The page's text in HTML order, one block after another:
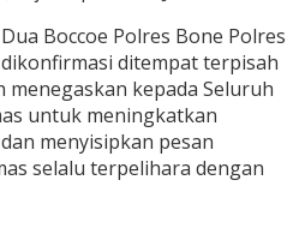
Boccoe Polres Bone Polres
dikonfirmasi ditempat terpisah
kepada Seluruh
untuk meningkatkan
menyisipkan pesan
selalu terpelihara dengan